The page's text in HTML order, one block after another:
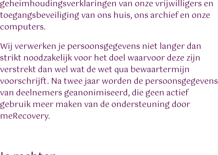
geheimhoudingsverklaringen van onze vrijwilligers en
toegangsbeveiliging van ons huis, ons archief en onze
computers.
Wij verwerken je persoonsgegevens niet langer dan
strikt noodzakelijk voor het doel waarvoor deze zijn
verstrekt dan wel wat de wet qua bewaartermijn
voorschrijft. Na twee jaar worden de persoonsgegevens
van deelnemers geanonimiseerd, die geen actief
gebruik meer maken van de ondersteuning door
meRecovery.